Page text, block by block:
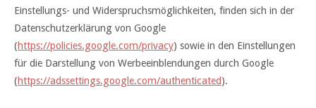
Einstellungs- und Widerspruchsmöglichkeiten, finden sich in der
Datenschutzerklärung von Google
(https://policies.google.com/privacy) sowie in den Einstellungen
für die Darstellung von Werbeeinblendungen durch Google
(https://adssettings.google.com/authenticated).